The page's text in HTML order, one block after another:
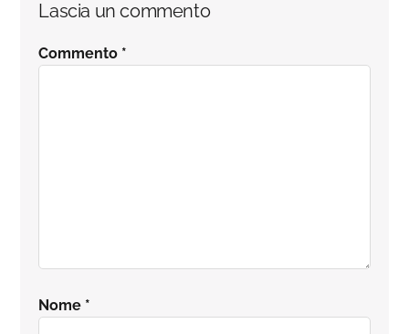
del
Lascia un commento
Commento *
Nome *